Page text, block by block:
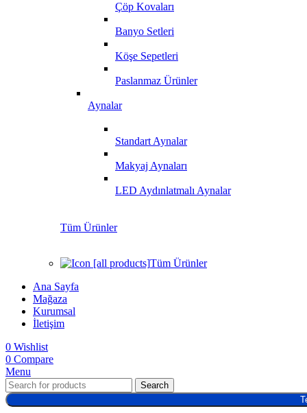
Çöp Kovaları
Banyo Setleri
Köşe Sepetleri
Paslanmaz Ürünler
Aynalar
Standart Aynalar
Makyaj Aynaları
LED Aydınlatmalı Aynalar
Tüm Ürünler
Tüm Ürünler
Ana Sayfa
Mağaza
Kurumsal
İletişim
0 Wishlist
0 Compare
Menu
Search